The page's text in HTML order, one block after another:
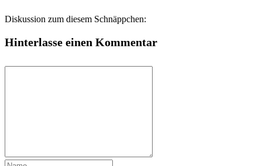
Diskussion zum diesem Schnäppchen:
Hinterlasse einen Kommentar